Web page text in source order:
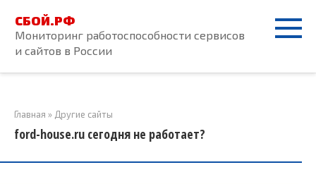
контенту
СБОЙ.РФ
Мониторинг работоспособности сервисов
и сайтов в России
Главная » Другие сайты
ford-house.ru сегодня не работает?